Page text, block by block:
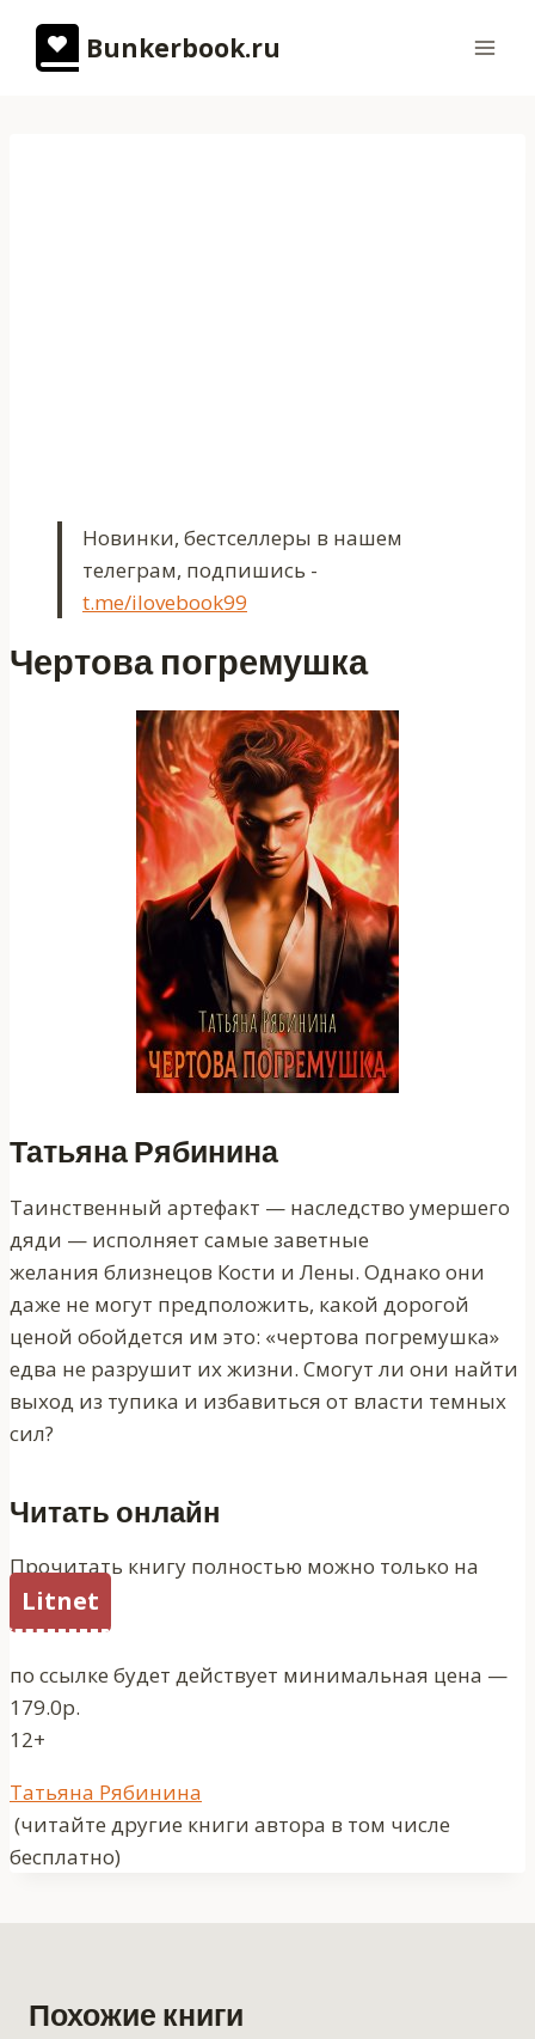
содержимому
Bunkerbook.ru
Новинки, бестселлеры в нашем
телеграм, подпишись -
t.me/ilovebook99
Чертова погремушка
Татьяна Рябинина
Таинственный артефакт — наследство умершего
дяди — исполняет самые заветные
желания близнецов Кости и Лены. Однако они
даже не могут предположить, какой дорогой
ценой обойдется им это: «чертова погремушка»
едва не разрушит их жизни. Смогут ли они найти
выход из тупика и избавиться от власти темных
сил?
Читать онлайн
Прочитать книгу полностью можно только на
Litnet
по ссылке будет действует минимальная цена —
179.0р.
12+
Метки
записи:
Татьяна Рябинина
(читайте другие книги автора в том числе
бесплатно)
Похожие книги